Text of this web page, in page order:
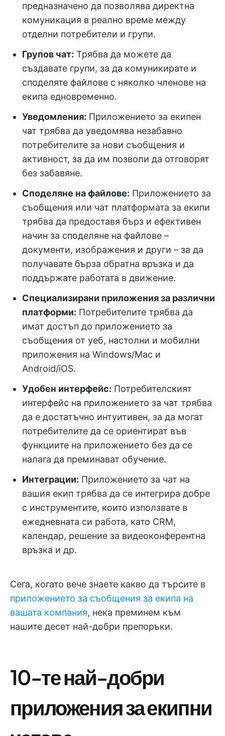
предназначено да позволява директна
комуникация в реално време между
отделни потребители и групи.
Групов чат: Трябва да можете да
създавате групи, за да комуникирате и
споделяте файлове с няколко членове на
екипа едновременно.
Уведомления: Приложението за екипен
чат трябва да уведомява незабавно
потребителите за нови съобщения и
активност, за да им позволи да отговорят
без забавяне.
Споделяне на файлове: Приложението за
съобщения или чат платформата за екипи
трябва да предоставя бърз и ефективен
начин за споделяне на файлове –
документи, изображения и други – за да
получавате бърза обратна връзка и да
поддържате работата в движение.
Специализирани приложения за различни
платформи: Потребителите трябва да
имат достъп до приложението за
съобщения от уеб, настолни и мобилни
приложения на Windows/Mac и
Android/iOS.
Удобен интерфейс: Потребителският
интерфейс на приложението за чат трябва
да е достатъчно интуитивен, за да могат
потребителите да се ориентират във
функциите на приложението без да се
налага да преминават обучение.
Интеграции: Приложението за чат на
вашия екип трябва да се интегрира добре
с инструментите, които използвате в
ежедневната си работа, като CRM,
календар, решение за видеоконферентна
връзка и др.
Сега, когато вече знаете какво да търсите в
приложението за съобщения за екипа на
вашата компания, нека преминем към
нашите десет най-добри препоръки.
10-те най-добри
приложения за екипни